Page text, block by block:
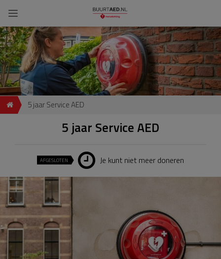
5 jaar Service AED
5 jaar Service AED
AFGESLOTEN Je kunt niet meer doneren